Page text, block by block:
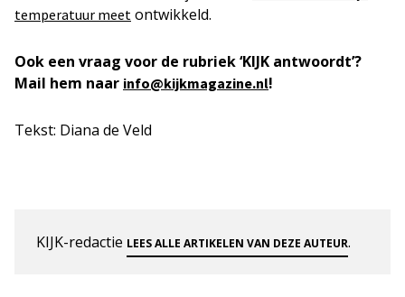
temperatuur meet ontwikkeld.
Ook een vraag voor de rubriek ‘KIJK antwoordt’?
Mail hem naar info@kijkmagazine.nl!
Tekst: Diana de Veld
KIJK-redactie LEES ALLE ARTIKELEN VAN DEZE AUTEUR.